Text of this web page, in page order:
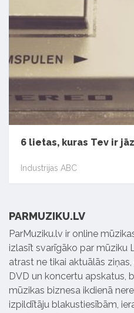
6 lietas, kuras Tev ir
Industrijas ABC
PARMUZIKU.LV
ParMuziku.lv ir online
izlasīt svarīgāko par mūziku
atrast ne tikai aktuālās
DVD un koncertu apskatus,
mūzikas biznesa ikdienā
izpildītāju blakustiesībām,